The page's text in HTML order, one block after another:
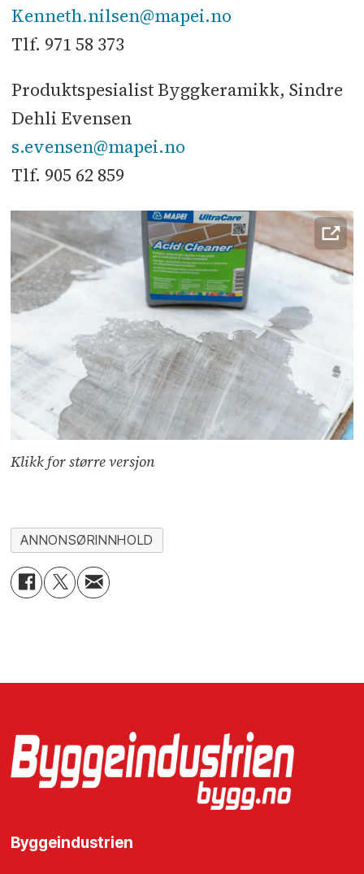
Kenneth.nilsen@mapei.no
Tlf. 971 58 373
Produktspesialist Byggkeramikk, Sindre
Dehli Evensen
s.evensen@mapei.no
Tlf. 905 62 859
Klikk for større versjon
ANNONSØRINNHOLD
Byggeindustrien